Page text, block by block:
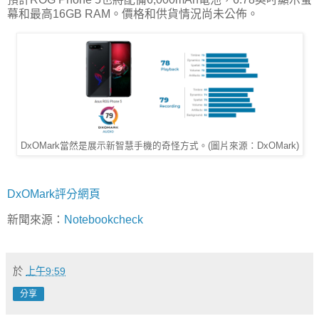
幕和最高16GB RAM。價格和供貨情況尚未公佈。
DxOMark當然是展示新智慧手機的奇怪方式。(圖片來源：DxOMark)
DxOMark評分網頁
新聞來源： Notebookcheck
於 上午9:59
分享